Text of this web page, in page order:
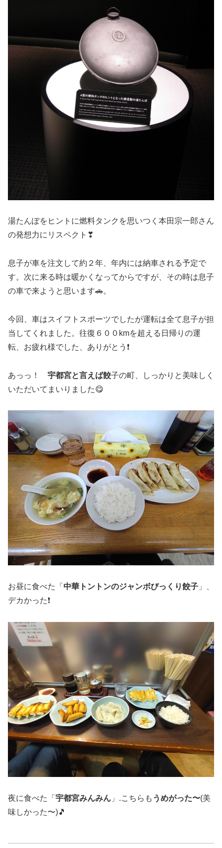
湯たんぽをヒントに燃料タンクを思いつく本田宗一郎さん
の発想力にリスペクト❣
息子が車を注文して約２年、年内には納車される予定で
す。次に来る時は暖かくなってからですが、その時は息子
の車で来ようと思います🚗。
今回、車はスイフトスポーツでしたが運転は全て息子が担
当してくれました。往復６００kmを超える日帰りの運
転、お疲れ様でした、ありがとう❗️
あっっ！ 宇都宮と言えば餃子の町、しっかりと美味しく
いただいてまいりました😋
お昼に食べた「 中華トントンのジャンボびっくり餃子 」、
デカかった❗️
夜に食べた「 宇都宮みんみん 」.こちらも うめがった〜(美
味しかった〜)🎵